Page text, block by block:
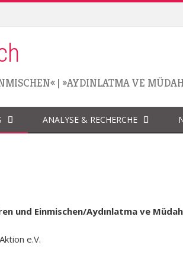
| »AYDINLATMA VE
ANALYSE & RECHERCHE
und Einmischen/Aydınlatma ve
e.V.